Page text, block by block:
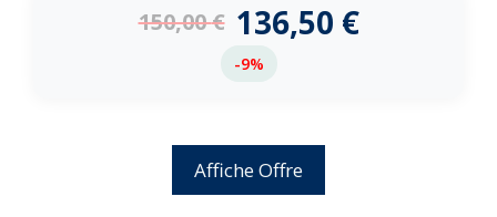
5
150,00€ 136,50 €
-9%
Affiche Offre